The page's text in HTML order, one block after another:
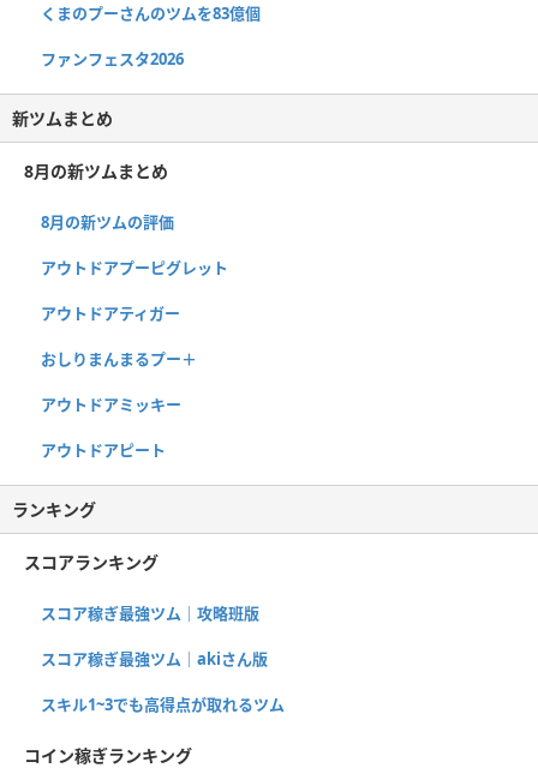
くまのプーさんのツムを83億個
ファンフェスタ2026
新ツムまとめ
8月の新ツムまとめ
8月の新ツムの評価
アウトドアプーピグレット
アウトドアティガー
おしりまんまるプー＋
アウトドアミッキー
アウトドアピート
ランキング
スコアランキング
スコア稼ぎ最強ツム｜攻略班版
スコア稼ぎ最強ツム｜akiさん版
スキル1~3でも高得点が取れるツム
コイン稼ぎランキング